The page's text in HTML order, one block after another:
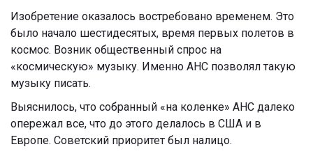
Изобретение оказалось востребовано временем. Это
было начало шестидесятых, время первых полетов в
космос. Возник общественный спрос на
«космическую» музыку. Именно АНС позволял такую
музыку писать.
Выяснилось, что собранный «на коленке» АНС далеко
опережал все, что до этого делалось в США и в
Европе. Советский приоритет был налицо.